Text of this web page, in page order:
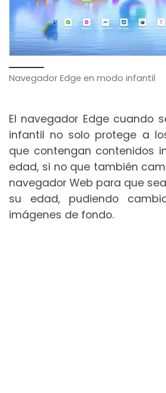
Navegador Edge en modo infantil
El navegador Edge cuando
infantil no solo protege a
que contengan contenidos
edad, si no que también
navegador Web para que
su edad, pudiendo
imágenes de fondo.